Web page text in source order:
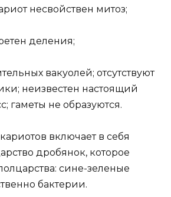
несвойствен митоз;
деления;
вакуолей; отсутствуют
неизвестен настоящий
гаметы не образуются.
включает в себя
дробянок, которое
сине-зеленые
бактерии.